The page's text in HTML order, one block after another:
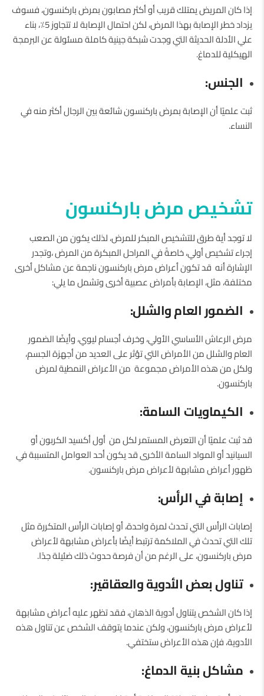
إذا كان المريض يمتلك قريب أو أكثر مصابون بمرض باركنسون، فسوف
يزداد خطر الإصابة بهذا المرض، لكن احتمال الإصابة لا تتجاوز 5٪، بناء
علي الأدلة الحديثة التي وجدت شبكة جينية كاملة مسئولة عن البرمجة
الهيكلية للدماغ.
الجنس:
ثبت علميًا أن الإصابة بمرض باركنسون شائعة بين الرجال أكثر منه في
النساء.
تشخيص مرض باركنسون
لا توجد أية طرق للتشخيص المبكر للمرض، لذلك يكون من الصعب
إجراء تشخيص أولي، خاصةً في المراحل المبكرة من المرض ،وتجدر
الإشارة أنه قد تكون أعراض مرض باركنسون ناجمة عن مشاكل أخرى
مختلفة، مثل، الإصابة بأمراض عصبية أخرى وتشمل ما يلي:
الضمور العام والشلل:
مرض الرعاش الأساسي الأولي، وخرف أجسام ليوي، وأيضًا الضمور
العام والشلل من الأمراض التي تؤثر على العديد من أجهزة الجسم،
ولكل من هذه الأمراض مجموعة من الأعراض النمطية لمرض
باركنسون.
الكيماويات السامة:
قد ثبت علميًا أن التعرض المستمر لكل من أول أكسيد الكربون أو
السيانيد أو المواد السامة الأخرى قد يكون أحد العوامل المتسببة في
ظهور أعراض مشابهة لأعراض مرض باركنسون.
إصابة في الرأس:
إصابات الرأس التي تحدث لمرة واحدة، أو إصابات الرأس المتكررة مثل
تلك التي تحدث في الملاكمة ترتبط أيضًا بأعراض مشابهة لأعراض
مرض باركنسون، على الرغم من أن فرصة حدوث ذلك ضئيلة جدًا.
تناول بعض الأدوية والعقاقير:
إذا كان الشخص يتناول أدوية الذهان، فقد تظهر عليه أعراض مشابهة
لأعراض مرض باركنسون، ولكن عندما يتوقف الشخص عن تناول هذه
الأدوية، فإن هذه الأعراض ستختفي.
مشاكل بنية الدماغ: